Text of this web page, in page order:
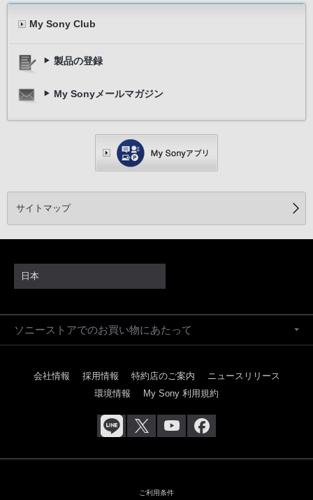
My Sony Club
製品の登録
My Sonyメールマガジン
サイトマップ
日本
ソニーストアでのお買い物にあたって
会社情報 採用情報 特約店のご案内
ニュースリリース
環境情報
My Sony 利用規約
ご利用条件